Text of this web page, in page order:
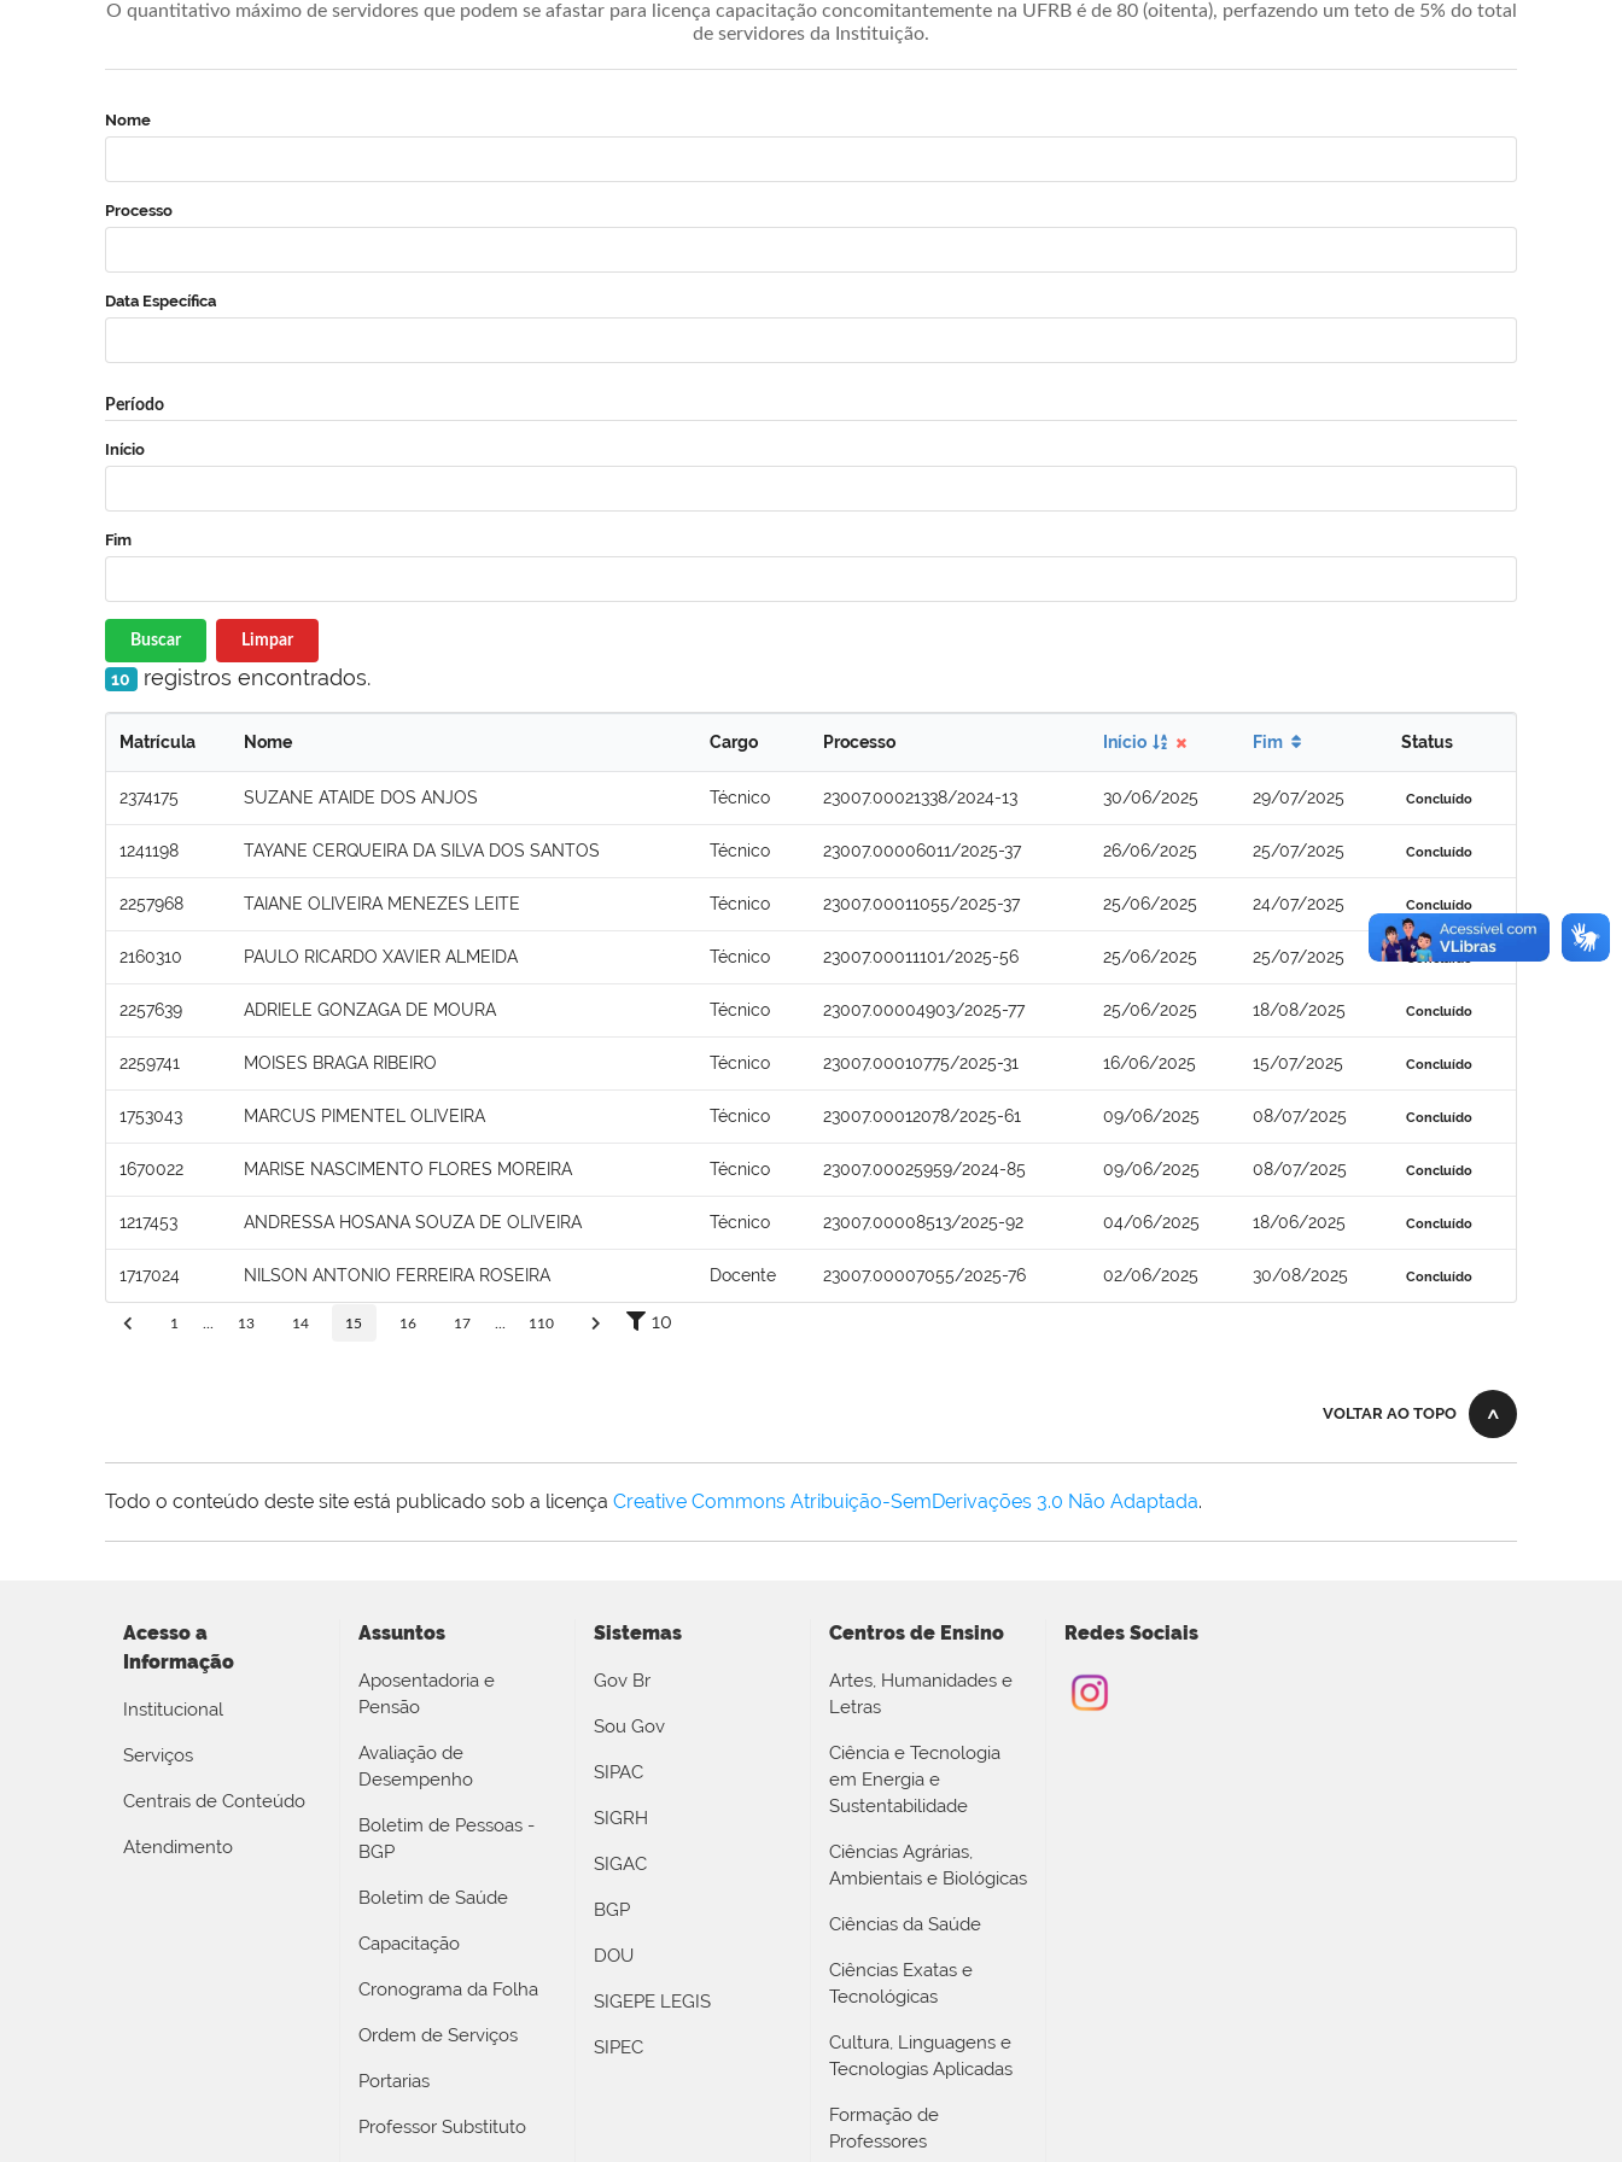
O quantitativo máximo de servidores que podem se afastar para licença capacitação concomitantemente na UFRB é de 80 (oitenta), perfazendo um teto de 5% do total
de servidores da Instituição.
Nome
Processo
Data Específica
Período
Início
Fim
Buscar Limpar
10 registros encontrados.
Matrícula Nome Cargo Processo Início Fim Status
2374175 SUZANE ATAIDE DOS ANJOS Técnico 23007.00021338/2024-13 30/06/2025 29/07/2025 Concluído
1241198 TAYANE CERQUEIRA DA SILVA DOS SANTOS Técnico 23007.00006011/2025-37 26/06/2025 25/07/2025 Concluído
2257968 TAIANE OLIVEIRA MENEZES LEITE Técnico 23007.00011055/2025-37 25/06/2025 24/07/2025 Concluído
2160310 PAULO RICARDO XAVIER ALMEIDA Técnico 23007.00011101/2025-56 25/06/2025 25/07/2025 Concluído
2257639 ADRIELE GONZAGA DE MOURA Técnico 23007.00004903/2025-77 25/06/2025 18/08/2025 Concluído
2259741 MOISES BRAGA RIBEIRO Técnico 23007.00010775/2025-31 16/06/2025 15/07/2025 Concluído
1753043 MARCUS PIMENTEL OLIVEIRA Técnico 23007.00012078/2025-61 09/06/2025 08/07/2025 Concluído
1670022 MARISE NASCIMENTO FLORES MOREIRA Técnico 23007.00025959/2024-85 09/06/2025 08/07/2025 Concluído
1217453 ANDRESSA HOSANA SOUZA DE OLIVEIRA Técnico 23007.00008513/2025-92 04/06/2025 18/06/2025 Concluído
1717024 NILSON ANTONIO FERREIRA ROSEIRA Docente 23007.00007055/2025-76 02/06/2025 30/08/2025 Concluído
1 13 14 15 16 17 110 10
VOLTAR AO TOPO
Todo o conteúdo deste site está publicado sob a licença Creative Commons Atribuição-SemDerivações 3.0 Não Adaptada.
Acesso a
Informação
Institucional
Serviços
Centrais de Conteúdo
Atendimento
Assuntos
Aposentadoria e
Pensão
Avaliação de
Desempenho
Boletim de Pessoas -
BGP
Boletim de Saúde
Capacitação
Cronograma da Folha
Ordem de Serviços
Portarias
Professor Substituto
Sistemas
Gov Br
Sou Gov
SIPAC
SIGRH
SIGAC
BGP
DOU
SIGEPE LEGIS
SIPEC
Centros de Ensino
Artes, Humanidades e
Letras
Ciência e Tecnologia
em Energia e
Sustentabilidade
Ciências Agrárias,
Ambientais e Biológicas
Ciências da Saúde
Ciências Exatas e
Tecnológicas
Cultura, Linguagens e
Tecnologias Aplicadas
Formação de
Professores
Redes Sociais